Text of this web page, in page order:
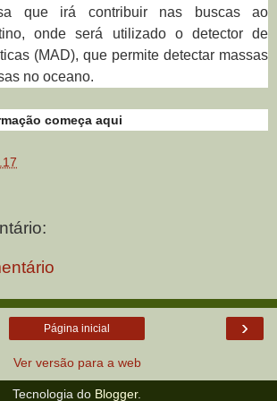
que irá contribuir nas buscas ao
onde será utilizado o detector de
(MAD), que permite detectar massas
no oceano.
começa aqui
›
Página inicial
Ver versão para a web
Tecnologia do Blogger.